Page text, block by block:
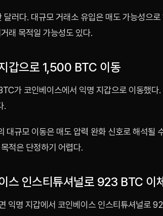
러다. 대규모 거래소 유입은 매도 가능성으로
래 목적일 가능성도 있다.
갑으로 1,500 BTC 이동
가 코인베이스에서 익명 지갑으로 이동했다
.
대규모 이동은 매도 압력 완화 신호로 해석될
적은 단정하기 어렵다.
스 인스티튜셔널로 923 BTC 이체
익명 지갑에서 코인베이스 인스티튜셔널로